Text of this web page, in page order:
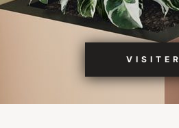
VISITER